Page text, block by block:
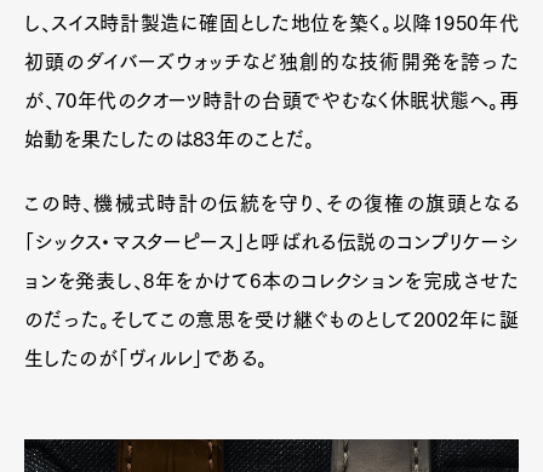
Art&Design WatchFashion
Gourmet Cars
Contact
し、スイス時計製造に確固とした地位を築く。以降1950年代
初頭のダイバーズウォッチなど独創的な技術開発を誇った
が、70年代のクオーツ時計の台頭でやむなく休眠状態へ。再
始動を果たしたのは83年のことだ。
この時、機械式時計の伝統を守り、その復権の旗頭となる
「シックス・マスターピース」と呼ばれる伝説のコンプリケーシ
ョンを発表し、8年をかけて6本のコレクションを完成させた
のだった。そしてこの意思を受け継ぐものとして2002年に誕
生したのが「ヴィルレ」である。